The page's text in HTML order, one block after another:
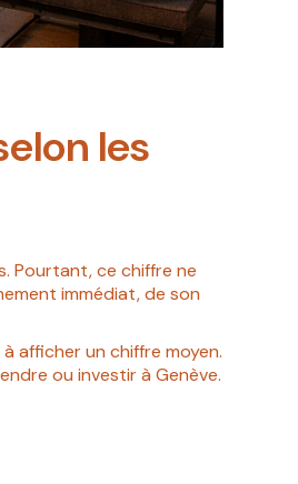
les
Pourtant, ce chiffre ne
immédiat, de son
afficher un chiffre moyen.
ou investir à Genève.